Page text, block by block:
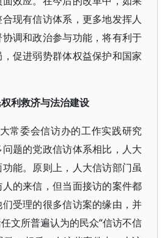
现有信访体系，更多地发挥人
调和政治参与功能，将有利于
促进弱势群体权益保护和国家
利救济与法治建设
常委会信访办的工作实践研究
题的党政信访体系相比，人大
能。原则上，人大信访部门虽
的来信，但当面接访的案件都
受理的很多信访案的缘由，并
文所普遍认为的民众“信访不信